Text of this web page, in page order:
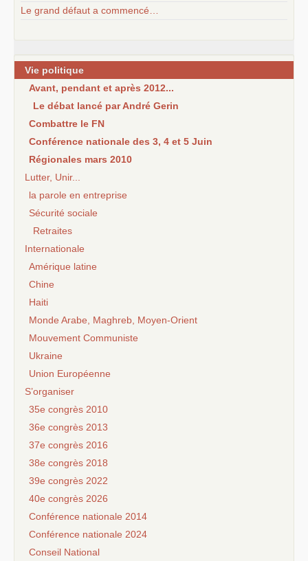
Le grand défaut a commencé…
Vie politique
Avant, pendant et après 2012...
Le débat lancé par André Gerin
Combattre le FN
Conférence nationale des 3, 4 et 5 Juin
Régionales mars 2010
Lutter, Unir...
la parole en entreprise
Sécurité sociale
Retraites
Internationale
Amérique latine
Chine
Haiti
Monde Arabe, Maghreb, Moyen-Orient
Mouvement Communiste
Ukraine
Union Européenne
S’organiser
35e congrès 2010
36e congrès 2013
37e congrès 2016
38e congrès 2018
39e congrès 2022
40e congrès 2026
Conférence nationale 2014
Conférence nationale 2024
Conseil National